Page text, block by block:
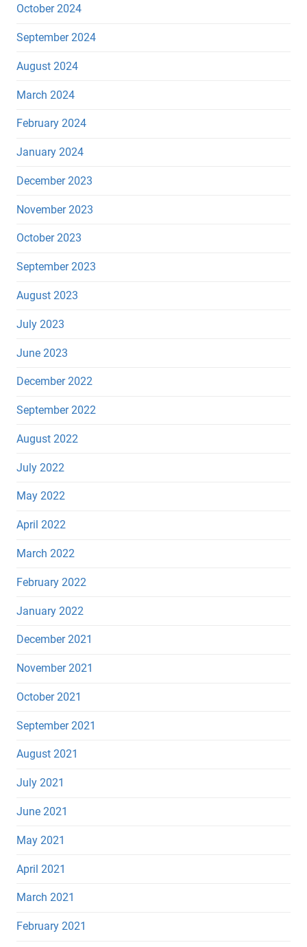
October 2024
September 2024
August 2024
March 2024
February 2024
January 2024
December 2023
November 2023
October 2023
September 2023
August 2023
July 2023
June 2023
December 2022
September 2022
August 2022
July 2022
May 2022
April 2022
March 2022
February 2022
January 2022
December 2021
November 2021
October 2021
September 2021
August 2021
July 2021
June 2021
May 2021
April 2021
March 2021
February 2021